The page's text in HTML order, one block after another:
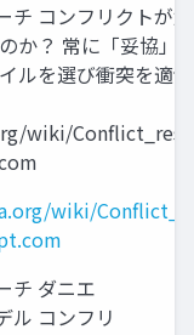
チ コンフリクトが
か？ 常に「妥協」
ルを選び衝突を適
wiki/
wiki/
チ ダニエ
ル コンフリ